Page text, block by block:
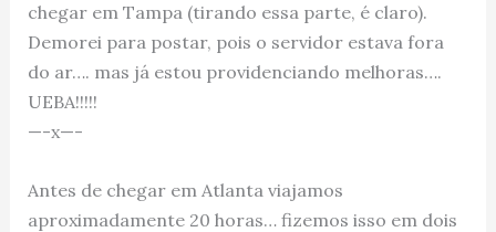
chegar em Tampa (tirando essa parte, é claro).
Demorei para postar, pois o servidor estava fora
do ar…. mas já estou providenciando melhoras….
UEBA!!!!!
—-x—-
Antes de chegar em Atlanta viajamos
aproximadamente 20 horas… fizemos isso em dois